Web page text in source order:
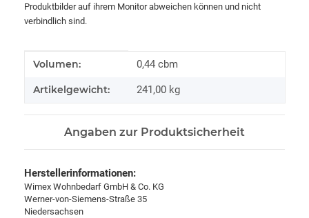
Produktbilder auf ihrem Monitor abweichen können und nicht
verbindlich sind.
Produkteigenschaft
Wert
Volumen: 0,44 cbm
Artikelgewicht: 241,00 kg
Angaben zur Produktsicherheit
Herstellerinformationen:
Wimex Wohnbedarf GmbH & Co. KG
Werner-von-Siemens-Straße 35
Niedersachsen